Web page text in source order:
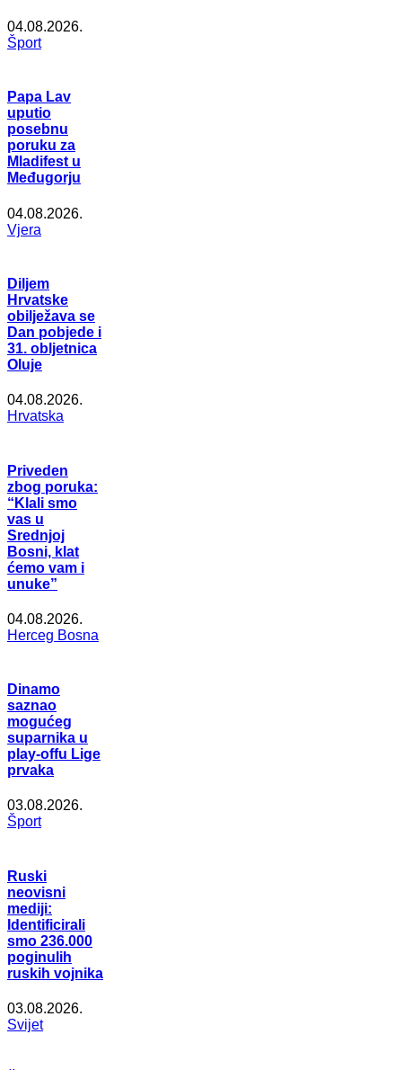
04.08.2026.
Šport
Papa Lav
uputio
posebnu
poruku za
Mladifest u
Međugorju
04.08.2026.
Vjera
Diljem
Hrvatske
obilježava se
Dan pobjede i
31. obljetnica
Oluje
04.08.2026.
Hrvatska
Priveden
zbog poruka:
“Klali smo
vas u
Srednjoj
Bosni, klat
ćemo vam i
unuke”
04.08.2026.
Herceg Bosna
Dinamo
saznao
mogućeg
suparnika u
play-offu Lige
prvaka
03.08.2026.
Šport
Ruski
neovisni
mediji:
Identificirali
smo 236.000
poginulih
ruskih vojnika
03.08.2026.
Svijet